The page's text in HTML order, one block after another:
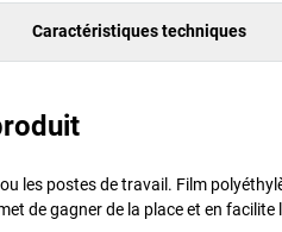
Caractéristiques techniques
les postes de travail. Film
de gagner de la place et en